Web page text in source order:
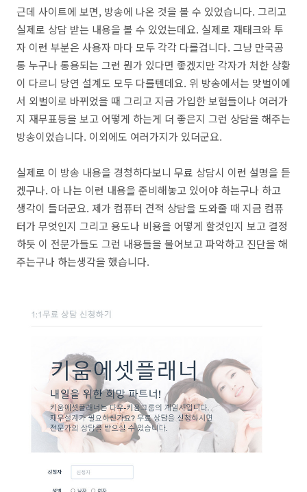
근데 사이트에 보면, 방송에 나온 것을 볼 수 있었습니다. 그리고
실제로 상담 받는 내용을 볼 수 있었는데요. 실제로 재태크와 투
자 이런 부분은 사용자 마다 모두 각각 다를겁니다. 그냥 만국공
통 누구나 통용되는 그런 뭔가 있다면 좋겠지만 각자가 처한 상황
이 다르니 당연 설계도 모두 다를텐데요. 위 방송에서는 맞벌이에
서 외벌이로 바뀌었을 때 그리고 지금 가입한 보험들이나 여러가
지 재무표등을 보고 어떻게 하는게 더 좋은지 그런 상담을 해주는
방송이었습니다. 이외에도 여러가지가 있더군요.
실제로 이 방송 내용을 경청하다보니 무료 상담시 이런 설명을 듣
겠구나. 아 나는 이런 내용을 준비해놓고 있어야 하는구나 하고
생각이 들더군요. 제가 컴퓨터 견적 상담을 도와줄 때 지금 컴퓨
터가 무엇인지 그리고 용도나 비용을 어떻게 할것인지 보고 결정
하듯 이 전문가들도 그런 내용들을 물어보고 파악하고 진단을 해
주는구나 하는생각을 했습니다.